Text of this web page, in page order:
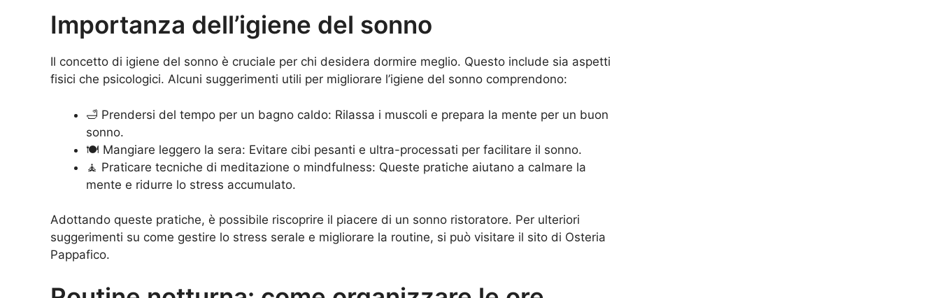
Importanza dell’igiene del sonno
Il concetto di igiene del sonno è cruciale per chi desidera dormire meglio. Questo include sia aspetti
fisici che psicologici. Alcuni suggerimenti utili per migliorare l’igiene del sonno comprendono:
🛁 Prendersi del tempo per un bagno caldo: Rilassa i muscoli e prepara la mente per un buon
sonno.
🍽️ Mangiare leggero la sera: Evitare cibi pesanti e ultra-processati per facilitare il sonno.
🧘 Praticare tecniche di meditazione o mindfulness: Queste pratiche aiutano a calmare la
mente e ridurre lo stress accumulato.
Adottando queste pratiche, è possibile riscoprire il piacere di un sonno ristoratore. Per ulteriori
suggerimenti su come gestire lo stress serale e migliorare la routine, si può visitare il sito di Osteria
Pappafico.